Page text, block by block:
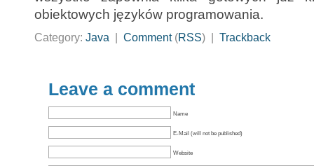
obiektowych języków programowania.
Category: Java Comment(RSS) | Trackback
Leave a comment
Name
E-Mail (will not be published)
Website